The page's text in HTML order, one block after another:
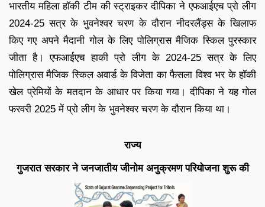
भारतीय महिला हॉकी टीम की स्ट्राइकर दीपिका ने एफआईएच प्रो लीग
2024-25 सत्र के भुवनेश्वर चरण के दौरान नीदरलैंड्स के खिलाफ
किए गए अपने मैदानी गोल के लिए पोलिग्रास मैजिक स्किल पुरस्कार
जीता है। एफआईएच हाकी प्रो लीग के 2024-25 सत्र के लिए
पोलिग्रास मैजिक स्किल अवार्ड के विजेता का फैसला विश्व भर के हॉकी
खेल प्रेमियों के मतदान के आधार पर किया गया। दीपिका ने यह गोल
फरवरी 2025 में प्रो लीग के भुवनेश्वर चरण के दौरान किया था।
राज्य
गुजरात सरकार ने जनजातीय जीनोम अनुक्रमण परियोजना शुरू की